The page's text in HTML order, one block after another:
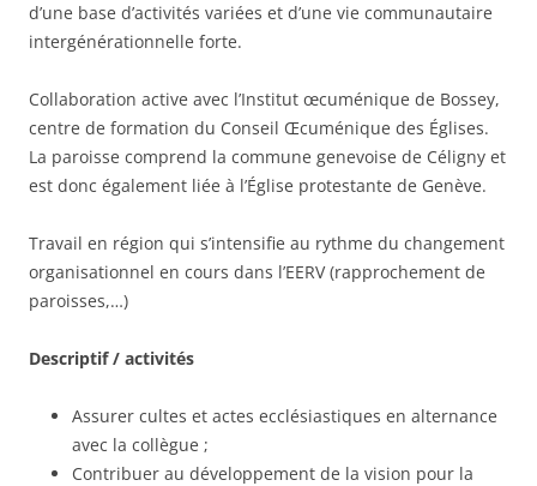
d’une base d’activités variées et d’une vie communautaire
intergénérationnelle forte.
Collaboration active avec l’Institut œcuménique de Bossey,
centre de formation du Conseil Œcuménique des Églises.
La paroisse comprend la commune genevoise de Céligny et
est donc également liée à l’Église protestante de Genève.
Travail en région qui s’intensifie au rythme du changement
organisationnel en cours dans l’EERV (rapprochement de
paroisses,…)
Descriptif / activités
Assurer cultes et actes ecclésiastiques en alternance
avec la collègue ;
Contribuer au développement de la vision pour la